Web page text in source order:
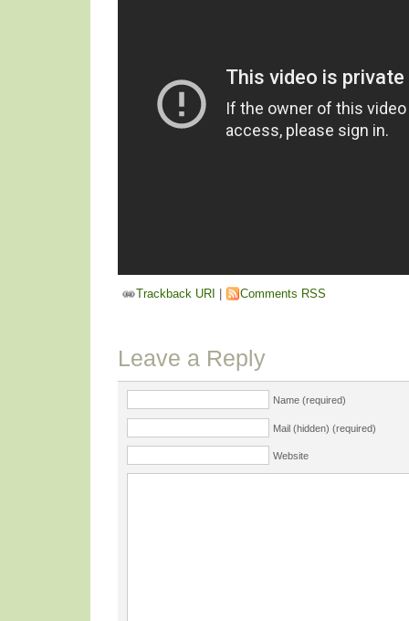
Trackback URI Comments RSS
Leave a Reply
Name (required)
Mail (hidden) (required)
Website